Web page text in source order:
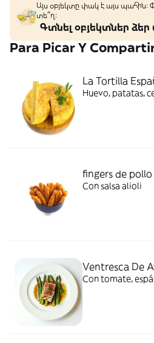
Այս օբյեկտը փակ է այս
տե՞ղ։
Գտնել օբյեկտներ
Para Picar Y
La Tortilla
Huevo, patatas,
fingers de pollo
Con salsa alioli
Ventresca De
Con tomate,